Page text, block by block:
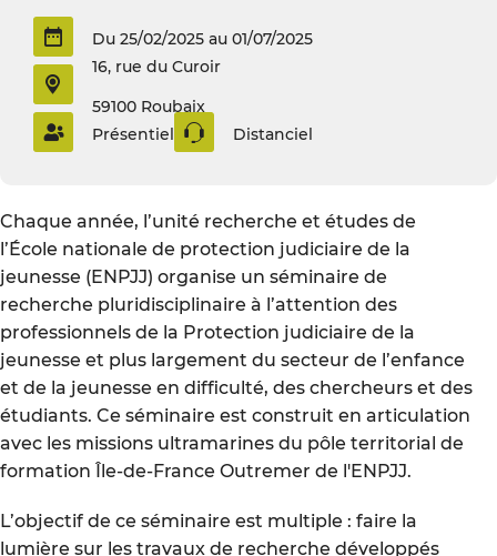
Du 25/02/2025 au 01/07/2025
16, rue du Curoir
59100 Roubaix
Présentiel
Distanciel
Chaque année, l’unité recherche et études de
l’École nationale de protection judiciaire de la
jeunesse (ENPJJ) organise un séminaire de
recherche pluridisciplinaire à l’attention des
professionnels de la Protection judiciaire de la
jeunesse et plus largement du secteur de l’enfance
et de la jeunesse en difficulté, des chercheurs et des
étudiants. Ce séminaire est construit en articulation
avec les missions ultramarines du pôle territorial de
formation Île-de-France Outremer de l'ENPJJ.
L’objectif de ce séminaire est multiple : faire la
lumière sur les travaux de recherche développés